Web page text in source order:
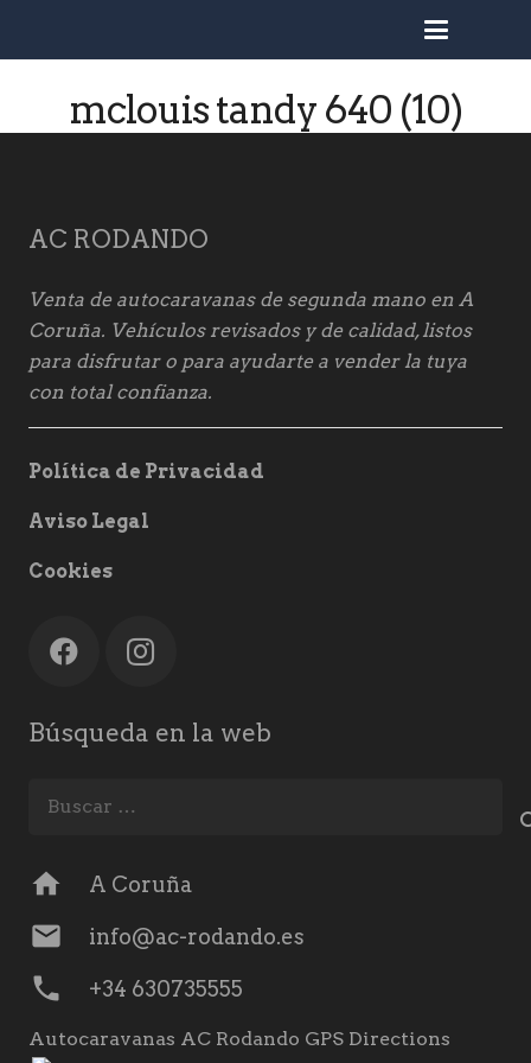
mclouis tandy 640 (10)
AC RODANDO
Venta de autocaravanas de segunda mano en A
Coruña. Vehículos revisados y de calidad, listos
para disfrutar o para ayudarte a vender la tuya
con total confianza.
Política de Privacidad
Aviso Legal
Cookies
Búsqueda en la web
home A Coruña
mail info@ac-rodando.es
phone +34 630735555
Autocaravanas AC Rodando GPS Directions